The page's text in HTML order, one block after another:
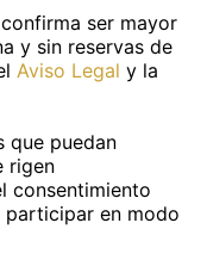
23 años
ser mayor
y sin reservas de
Aviso Legal y la
que puedan
rigen
consentimiento
participar en modo